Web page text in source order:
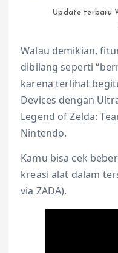
Update terbaru
Walau demikian,
dibilang seperti
karena terlihat
Devices dengan
Legend of Zelda:
Nintendo.
Kamu bisa cek
kreasi alat dalam
via ZADA).